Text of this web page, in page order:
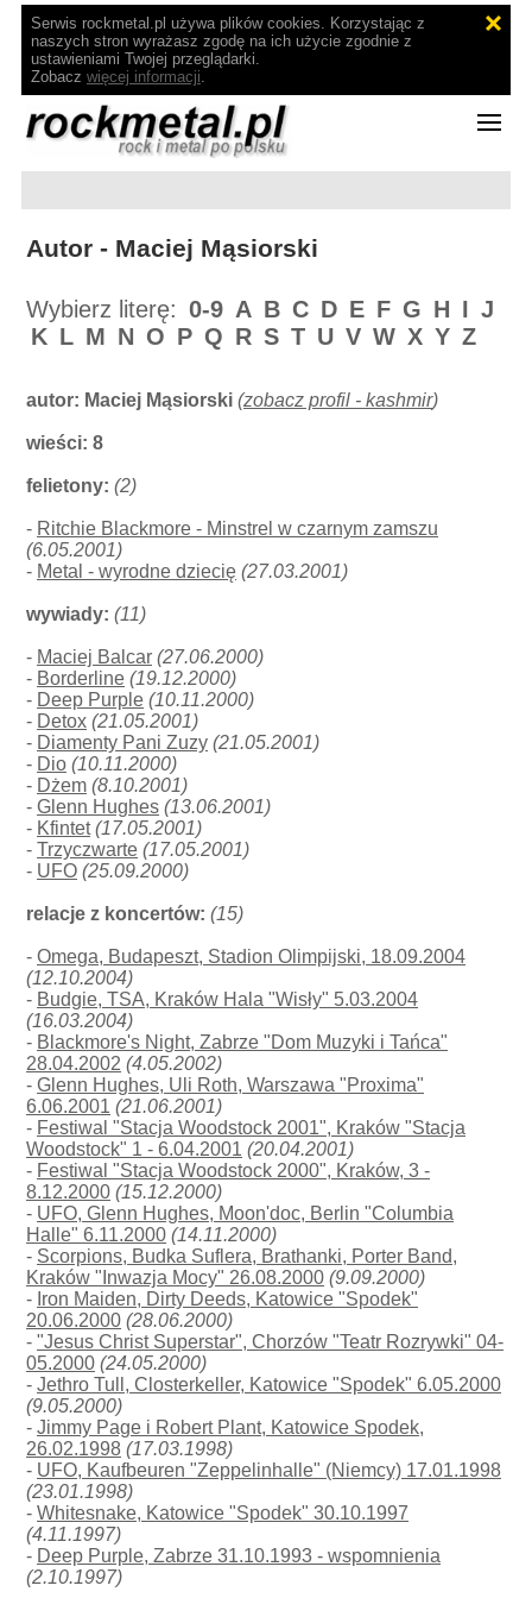
Serwis rockmetal.pl używa plików cookies. Korzystając z
naszych stron wyrażasz zgodę na ich użycie zgodnie z
ustawieniami Twojej przeglądarki.
Zobacz więcej informacji.
Autor - Maciej Mąsiorski
Wybierz literę: 0-9 A B C D E F G H I J
K L M N O P Q R S T U V W X Y Z
autor: Maciej Mąsiorski (zobacz profil - kashmir)
wieści: 8
felietony: (2)
- Ritchie Blackmore - Minstrel w czarnym zamszu
(6.05.2001)
- Metal - wyrodne dziecię (27.03.2001)
wywiady: (11)
- Maciej Balcar (27.06.2000)
- Borderline (19.12.2000)
- Deep Purple (10.11.2000)
- Detox (21.05.2001)
- Diamenty Pani Zuzy (21.05.2001)
- Dio (10.11.2000)
- Dżem (8.10.2001)
-Glenn Hughes (13.06.2001)
- Kfintet (17.05.2001)
-Trzyczwarte (17.05.2001)
- UFO (25.09.2000)
relacje z koncertów: (15)
-Omega, Budapeszt, Stadion Olimpijski, 18.09.2004
(12.10.2004)
- Budgie, TSA, Kraków Hala "Wisły" 5.03.2004
(16.03.2004)
- Blackmore's Night, Zabrze "Dom Muzyki i Tańca"
28.04.2002 (4.05.2002)
-Glenn Hughes, Uli Roth, Warszawa "Proxima"
6.06.2001 (21.06.2001)
- Festiwal "Stacja Woodstock 2001", Kraków "Stacja
Woodstock" 1 - 6.04.2001 (20.04.2001)
- Festiwal "Stacja Woodstock 2000", Kraków, 3 -
8.12.2000 (15.12.2000)
- UFO, Glenn Hughes, Moon'doc, Berlin "Columbia
Halle" 6.11.2000 (14.11.2000)
- Scorpions, Budka Suflera, Brathanki, Porter Band,
Kraków "Inwazja Mocy" 26.08.2000 (9.09.2000)
- Iron Maiden, Dirty Deeds, Katowice "Spodek"
20.06.2000 (28.06.2000)
-"Jesus Christ Superstar", Chorzów "Teatr Rozrywki" 04-
05.2000 (24.05.2000)
-Jethro Tull, Closterkeller, Katowice "Spodek" 6.05.2000
(9.05.2000)
-Jimmy Page i Robert Plant, Katowice Spodek,
26.02.1998 (17.03.1998)
- UFO, Kaufbeuren "Zeppelinhalle" (Niemcy) 17.01.1998
(23.01.1998)
-Whitesnake, Katowice "Spodek" 30.10.1997
(4.11.1997)
- Deep Purple, Zabrze 31.10.1993 - wspomnienia
(2.10.1997)